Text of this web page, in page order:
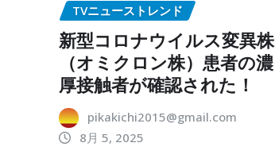
TVニューストレンド
新型コロナウイルス変異株
（オミクロン株）患者の濃
厚接触者が確認された！
pikakichi2015@gmail.com
8月 5, 2025